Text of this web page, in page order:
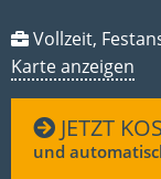
Vollzeit,
Karte anzeigen
JETZT
und